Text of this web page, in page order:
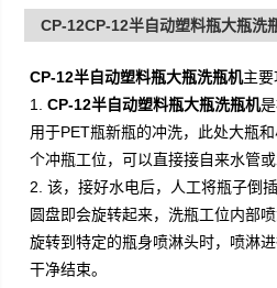
CP-12CP-12半自动塑料瓶大瓶洗
CP-12半自动塑料瓶大瓶洗瓶机主要
1.
CP-12半自动塑料瓶大瓶洗瓶机
用于PET瓶新瓶的冲洗，此处大瓶
个冲瓶工位，可以直接接自来水管
2. 该，接好水电后，人工将瓶子倒
圆盘即会旋转起来，洗瓶工位内部
旋转到特定的瓶身喷淋头时，喷淋
干净结束。